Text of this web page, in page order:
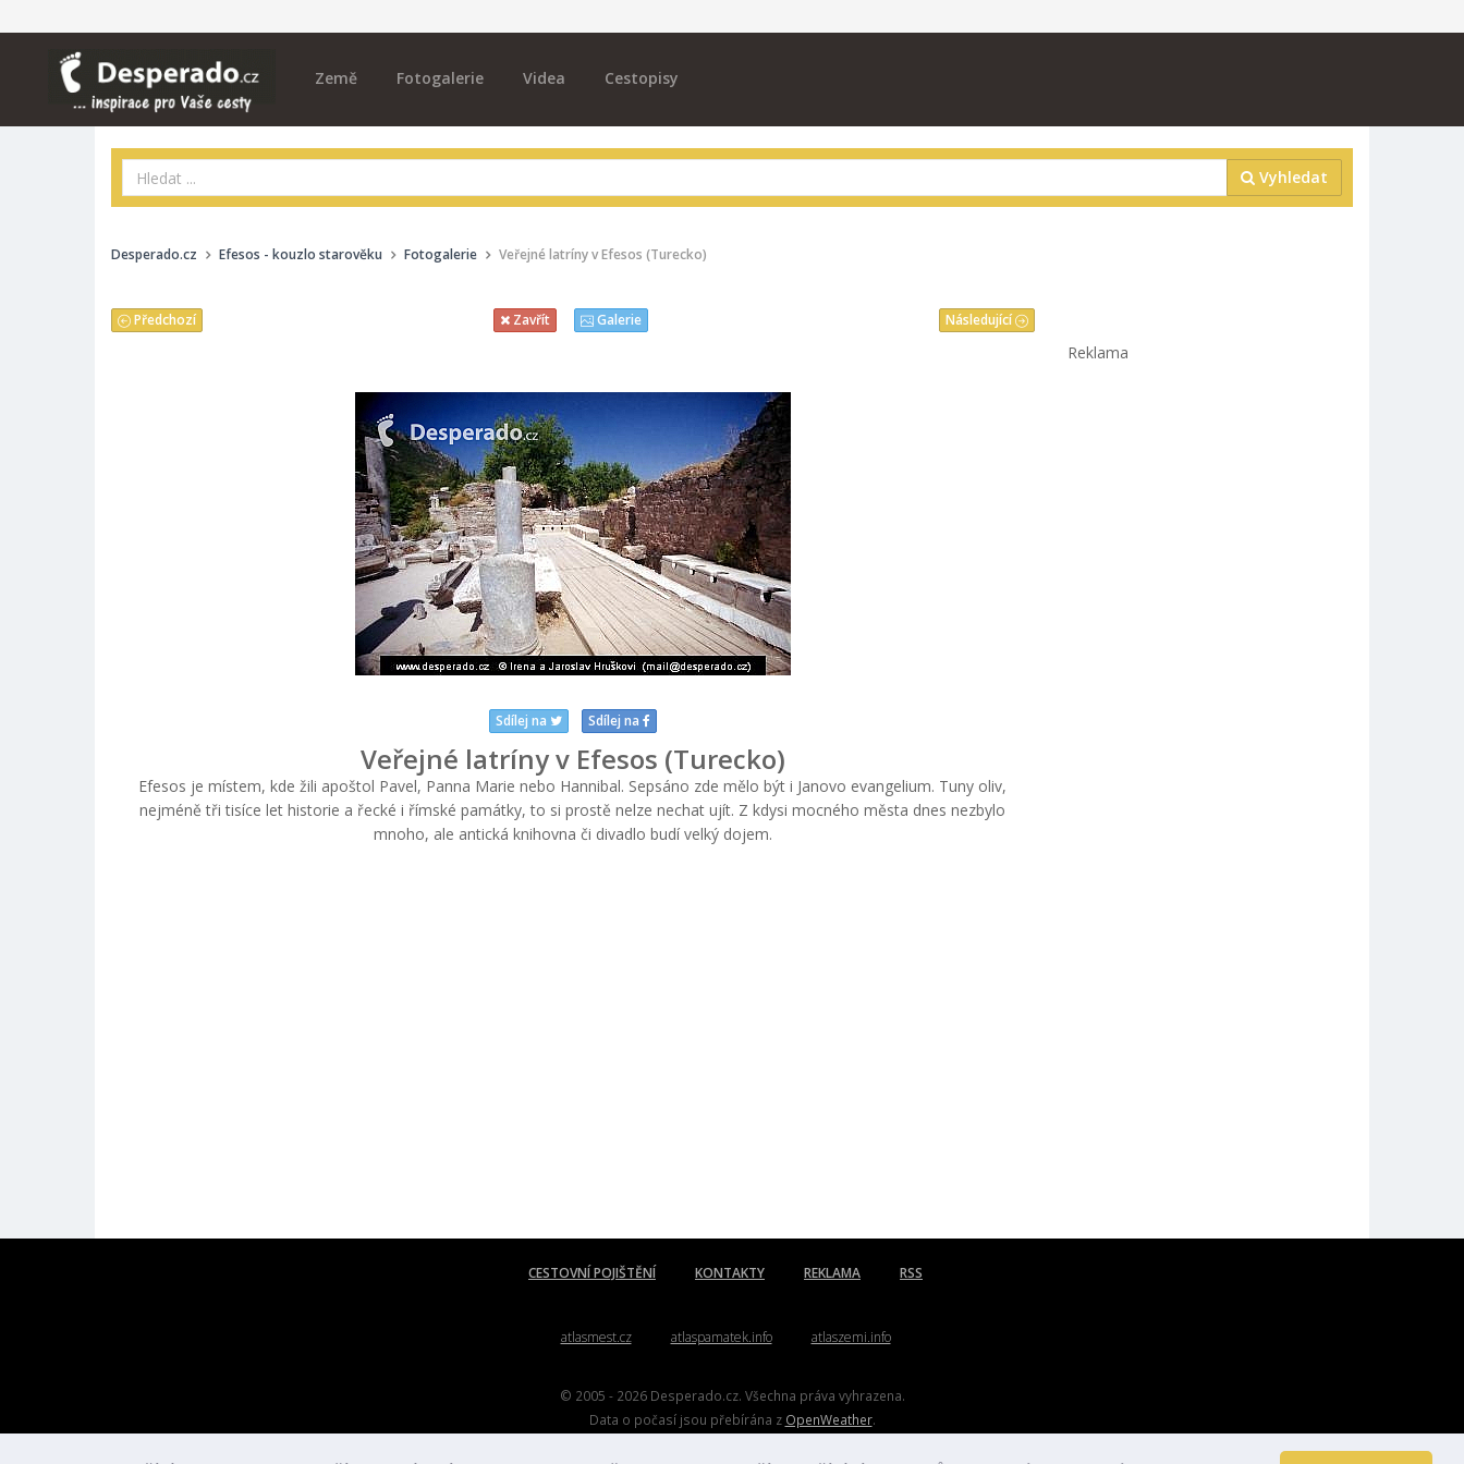
Země Fotogalerie Videa Cestopisy
Vyhledat
Desperado.cz Efesos - kouzlo starověku Fotogalerie Veřejné latríny v Efesos (Turecko)
Následující
Předchozí Zavřít Galerie
Sdílej na Sdílej na
Veřejné latríny v Efesos (Turecko)
Efesos je místem, kde žili apoštol Pavel, Panna Marie nebo Hannibal. Sepsáno zde mělo být i Janovo evangelium. Tuny oliv,
nejméně tři tisíce let historie a řecké i římské památky, to si prostě nelze nechat ujít. Z kdysi mocného města dnes nezbylo
mnoho, ale antická knihovna či divadlo budí velký dojem.
Reklama
CESTOVNÍ POJIŠTĚNÍ KONTAKTY REKLAMA RSS
atlasmest.cz atlaspamatek.info atlaszemi.info
© 2005 - 2026 Desperado.cz. Všechna práva vyhrazena.
Data o počasí jsou přebírána z OpenWeather.